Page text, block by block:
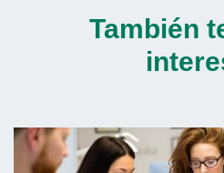
También